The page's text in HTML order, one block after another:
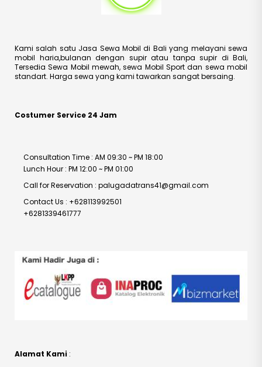
Kami salah satu Jasa Sewa Mobil di Bali yang melayani sewa
mobil haria,bulanan dengan supir atau tanpa supir di Bali,
Tersedia Sewa Mobil mewah, sewa Mobil Sport dan sewa mobil
standart. Harga sewa yang kami tawarkan sangat bersaing.
Costumer Service 24 Jam
Consultation Time : AM 09:30 ~ PM 18:00
Lunch Hour : PM 12:00 ~ PM 01:00
Call for Reservation : palugadatrans41@gmail.com
Contact Us : +628113992501
+6281339461777
Alamat Kami :